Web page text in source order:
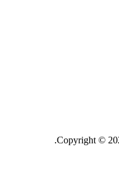
Copyright ©